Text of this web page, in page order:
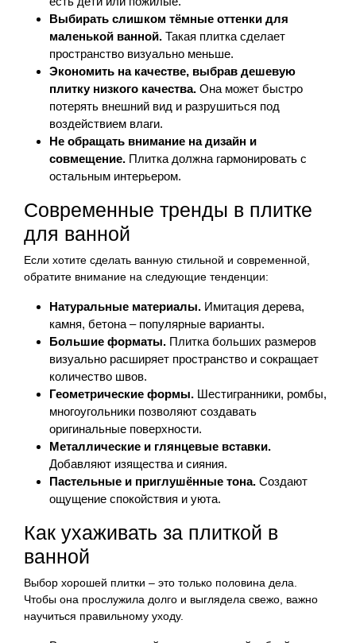
Выбирать слишком тёмные оттенки для
маленькой ванной. Такая плитка сделает
пространство визуально меньше.
Экономить на качестве, выбрав дешевую
плитку низкого качества. Она может быстро
потерять внешний вид и разрушиться под
воздействием влаги.
Не обращать внимание на дизайн и
совмещение. Плитка должна гармонировать с
остальным интерьером.
Современные тренды в плитке
для ванной
Если хотите сделать ванную стильной и современной,
обратите внимание на следующие тенденции:
Натуральные материалы. Имитация дерева,
камня, бетона – популярные варианты.
Большие форматы. Плитка больших размеров
визуально расширяет пространство и сокращает
количество швов.
Геометрические формы. Шестигранники, ромбы,
многоугольники позволяют создавать
оригинальные поверхности.
Металлические и глянцевые вставки.
Добавляют изящества и сияния.
Пастельные и приглушённые тона. Создают
ощущение спокойствия и уюта.
Как ухаживать за плиткой в
ванной
Выбор хорошей плитки – это только половина дела.
Чтобы она прослужила долго и выглядела свежо, важно
научиться правильному уходу.